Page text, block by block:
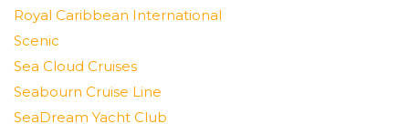
Royal Caribbean International
Scenic
Sea Cloud Cruises
Seabourn Cruise Line
SeaDream Yacht Club